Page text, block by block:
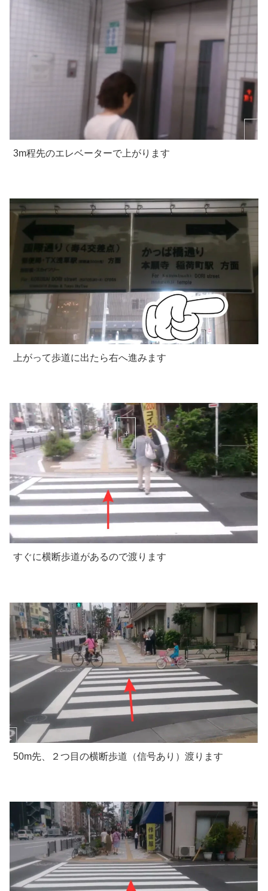
3m程先のエレベーターで上がります
上がって歩道に出たら右へ進みます
すぐに横断歩道があるので渡ります
50m先、２つ目の横断歩道（信号あり）渡ります